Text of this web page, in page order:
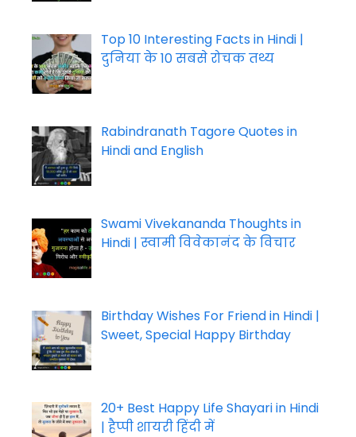
Top 10 Interesting Facts in Hindi |
दुनिया के 10 सबसे रोचक तथ्य
Rabindranath Tagore Quotes in
Hindi and English
Swami Vivekananda Thoughts in
Hindi | स्वामी विवेकानंद के विचार
Birthday Wishes For Friend in Hindi |
Sweet, Special Happy Birthday
20+ Best Happy Life Shayari in Hindi
| हैप्पी शायरी हिंदी में